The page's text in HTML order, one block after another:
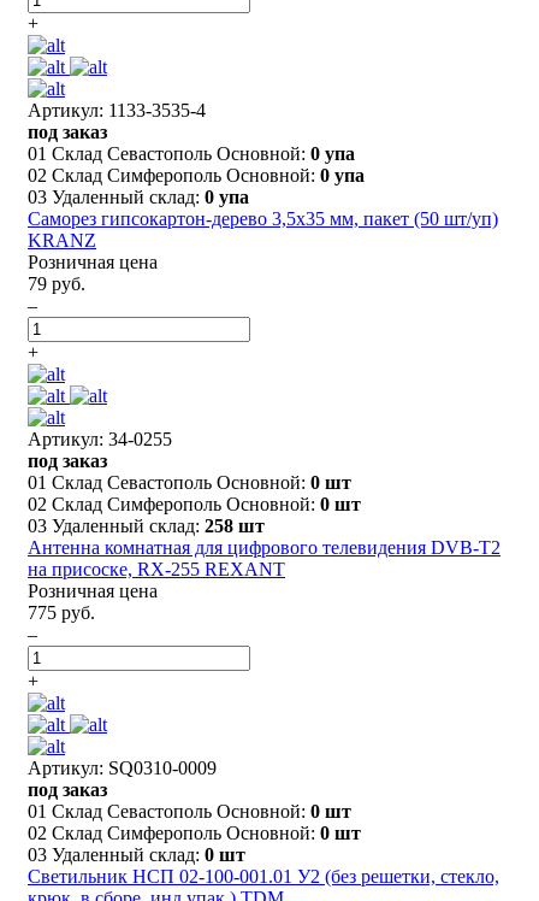
+
Артикул: 1133-3535-4
под заказ
01 Склад Севастополь Основной: 0 упа
02 Склад Симферополь Основной: 0 упа
03 Удаленный склад: 0 упа
Саморез гипсокартон-дерево 3,5х35 мм, пакет (50 шт/уп)
KRANZ
Розничная цена
79 руб.
–
+
Артикул: 34-0255
под заказ
01 Склад Севастополь Основной: 0 шт
02 Склад Симферополь Основной: 0 шт
03 Удаленный склад: 258 шт
Антенна комнатная для цифрового телевидения DVB-T2
на присоске, RX-255 REXANT
Розничная цена
775 руб.
–
+
Артикул: SQ0310-0009
под заказ
01 Склад Севастополь Основной: 0 шт
02 Склад Симферополь Основной: 0 шт
03 Удаленный склад: 0 шт
Светильник НСП 02-100-001.01 У2 (без решетки, стекло,